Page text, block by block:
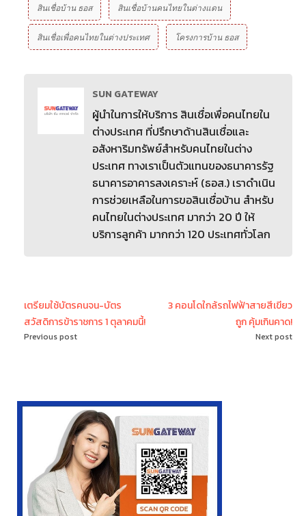
สินเชื่อบ้าน ธอส สินเชื่อบ้านคนไทยในต่างแดน
สินเชื่อเพื่อคนไทยในต่างประเทศ โครงการบ้าน ธอส
SUN GATEWAY
ผู้นำในการให้บริการ สินเชื่อเพื่อคนไทยใน
ต่างประเทศ ที่ปรึกษาด้านสินเชื่อและ
อสังหาริมทรัพย์สำหรับคนไทยในต่าง
ประเทศ ทางเราเป็นตัวแทนของธนาคารรัฐ
ธนาคารอาคารสงเคราะห์ (ธอส.) เราดำเนิน
การช่วยเหลือในการขอสินเชื่อบ้าน สำหรับ
คนไทยในต่างประเทศ มากว่า 20 ปี ให้
บริการลูกค้า มากกว่า 120 ประเทศทั่วโลก
เตรียมใช้บัตรคนจน-บัตร
สวัสดิการข้าราชการ 1 ตุลาคมนี้!
Previous post
3 คอนโดใกล้รถไฟฟ้าสายสีเขียว
ถูก คุ้มเกินคาด!
Next post